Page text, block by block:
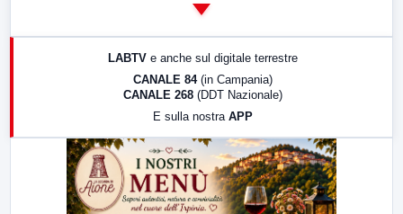
17:00 LabNews (replica)
LabNews (replica)
LABTV e anche sul digitale terrestre
CANALE 84 (in Campania)
CANALE 268 (DDT Nazionale)
E sulla nostra APP